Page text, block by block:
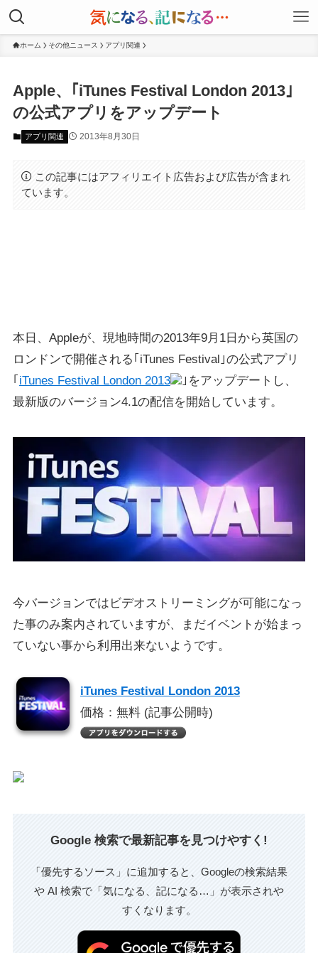
ホーム その他ニュース アプリ関連
Apple、｢iTunes Festival London 2013｣
の公式アプリをアップデート
アプリ関連 2013年8月30日
この記事にはアフィリエイト広告および広告が含まれ
ています。
本日、Appleが、現地時間の2013年9月1日から英国の
ロンドンで開催される｢iTunes Festival｣の公式アプリ
｢ iTunes Festival London 2013
｣をアップデートし、
最新版のバージョン4.1の配信を開始しています。
今バージョンではビデオストリーミングが可能になっ
た事のみ案内されていますが、まだイベントが始まっ
ていない事から利用出来ないようです。
iTunes Festival London 2013
価格：無料 (記事公開時)
Google 検索で最新記事を見つけやすく!
「優先するソース」に追加すると、Googleの検索結果
や AI 検索で「気になる、記になる…」が表示されや
すくなります。